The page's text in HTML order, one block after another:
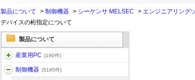
製品について > 制御機器 > シーケンサ MELSEC > エンジニアリング
デバイスの桁指定について
製品について
産業用PC (190件)
制御機器 (5195件)